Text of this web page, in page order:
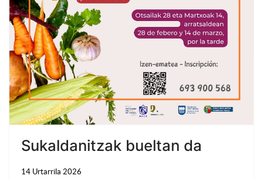
Sukaldanitzak bueltan da
14 Urtarrila 2026